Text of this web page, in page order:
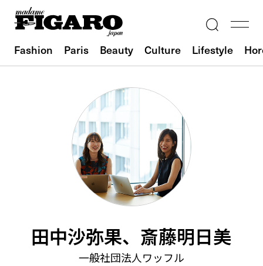
Fashion Paris Beauty Culture Lifestyle
田中沙弥果、斎藤明日美
一般社団法人ワッフル